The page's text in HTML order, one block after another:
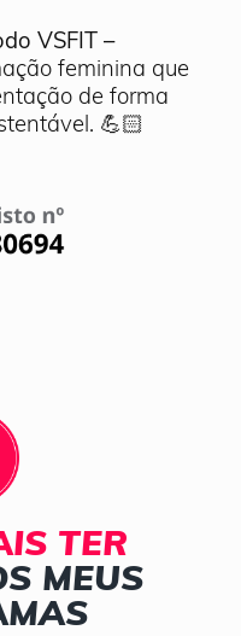
VSFIT –
feminina que
de forma
💪🏻
TER
MEUS